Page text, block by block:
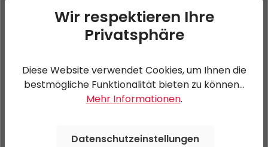
Premium Safety Auffahrschiene einzeln (2,5m -
0 von 0 Bewertungen
Durchschnittliche Bewertung von 0 von 5 Sternen
Bewerten Sie dieses Produkt!
Wir respektieren Ihre
Privatsphäre
Diese Website verwendet Cookies, um Ihnen die
bestmögliche Funktionalität bieten zu können...
Mehr Informationen.
Datenschutzeinstellungen